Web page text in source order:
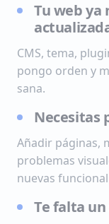
Tu web ya
CMS, tema,
pongo orden y
sana.
Necesitas
Añadir páginas,
problemas
nuevas
Te falta